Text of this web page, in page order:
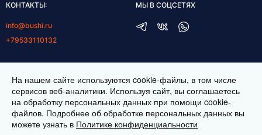
КОНТАКТЫ:
info@bushi.ru
+79533110132
пн-пт 10:00-19:00
сб 11:00-17:00
МЫ В СОЦСЕТЯХ
На нашем сайте используются cookie-файлы, в том числе
сервисов веб-аналитики. Используя сайт, вы соглашаетесь
на обработку персональных данных при помощи cookie-
файлов. Подробнее об обработке персональных данных вы
можете узнать в Политике конфиденциальности